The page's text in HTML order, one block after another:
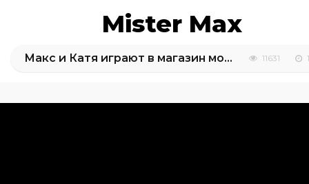
Mister Max
Макс и Катя играют в магазин мороженого 11631